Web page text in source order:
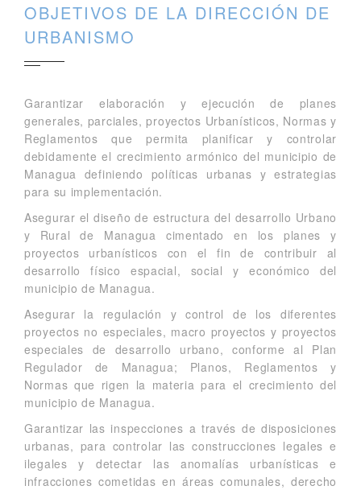
OBJETIVOS DE LA DIRECCIÓN DE
URBANISMO
Garantizar elaboración y ejecución de planes
generales, parciales, proyectos Urbanísticos, Normas y
Reglamentos que permita planificar y controlar
debidamente el crecimiento armónico del municipio de
Managua definiendo políticas urbanas y estrategias
para su implementación.
Asegurar el diseño de estructura del desarrollo Urbano
y Rural de Managua cimentado en los planes y
proyectos urbanísticos con el fin de contribuir al
desarrollo físico espacial, social y económico del
municipio de Managua.
Asegurar la regulación y control de los diferentes
proyectos no especiales, macro proyectos y proyectos
especiales de desarrollo urbano, conforme al Plan
Regulador de Managua; Planos, Reglamentos y
Normas que rigen la materia para el crecimiento del
municipio de Managua.
Garantizar las inspecciones a través de disposiciones
urbanas, para controlar las construcciones legales e
ilegales y detectar las anomalías urbanísticas e
infracciones cometidas en áreas comunales, derecho